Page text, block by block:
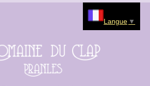
Langue ▼